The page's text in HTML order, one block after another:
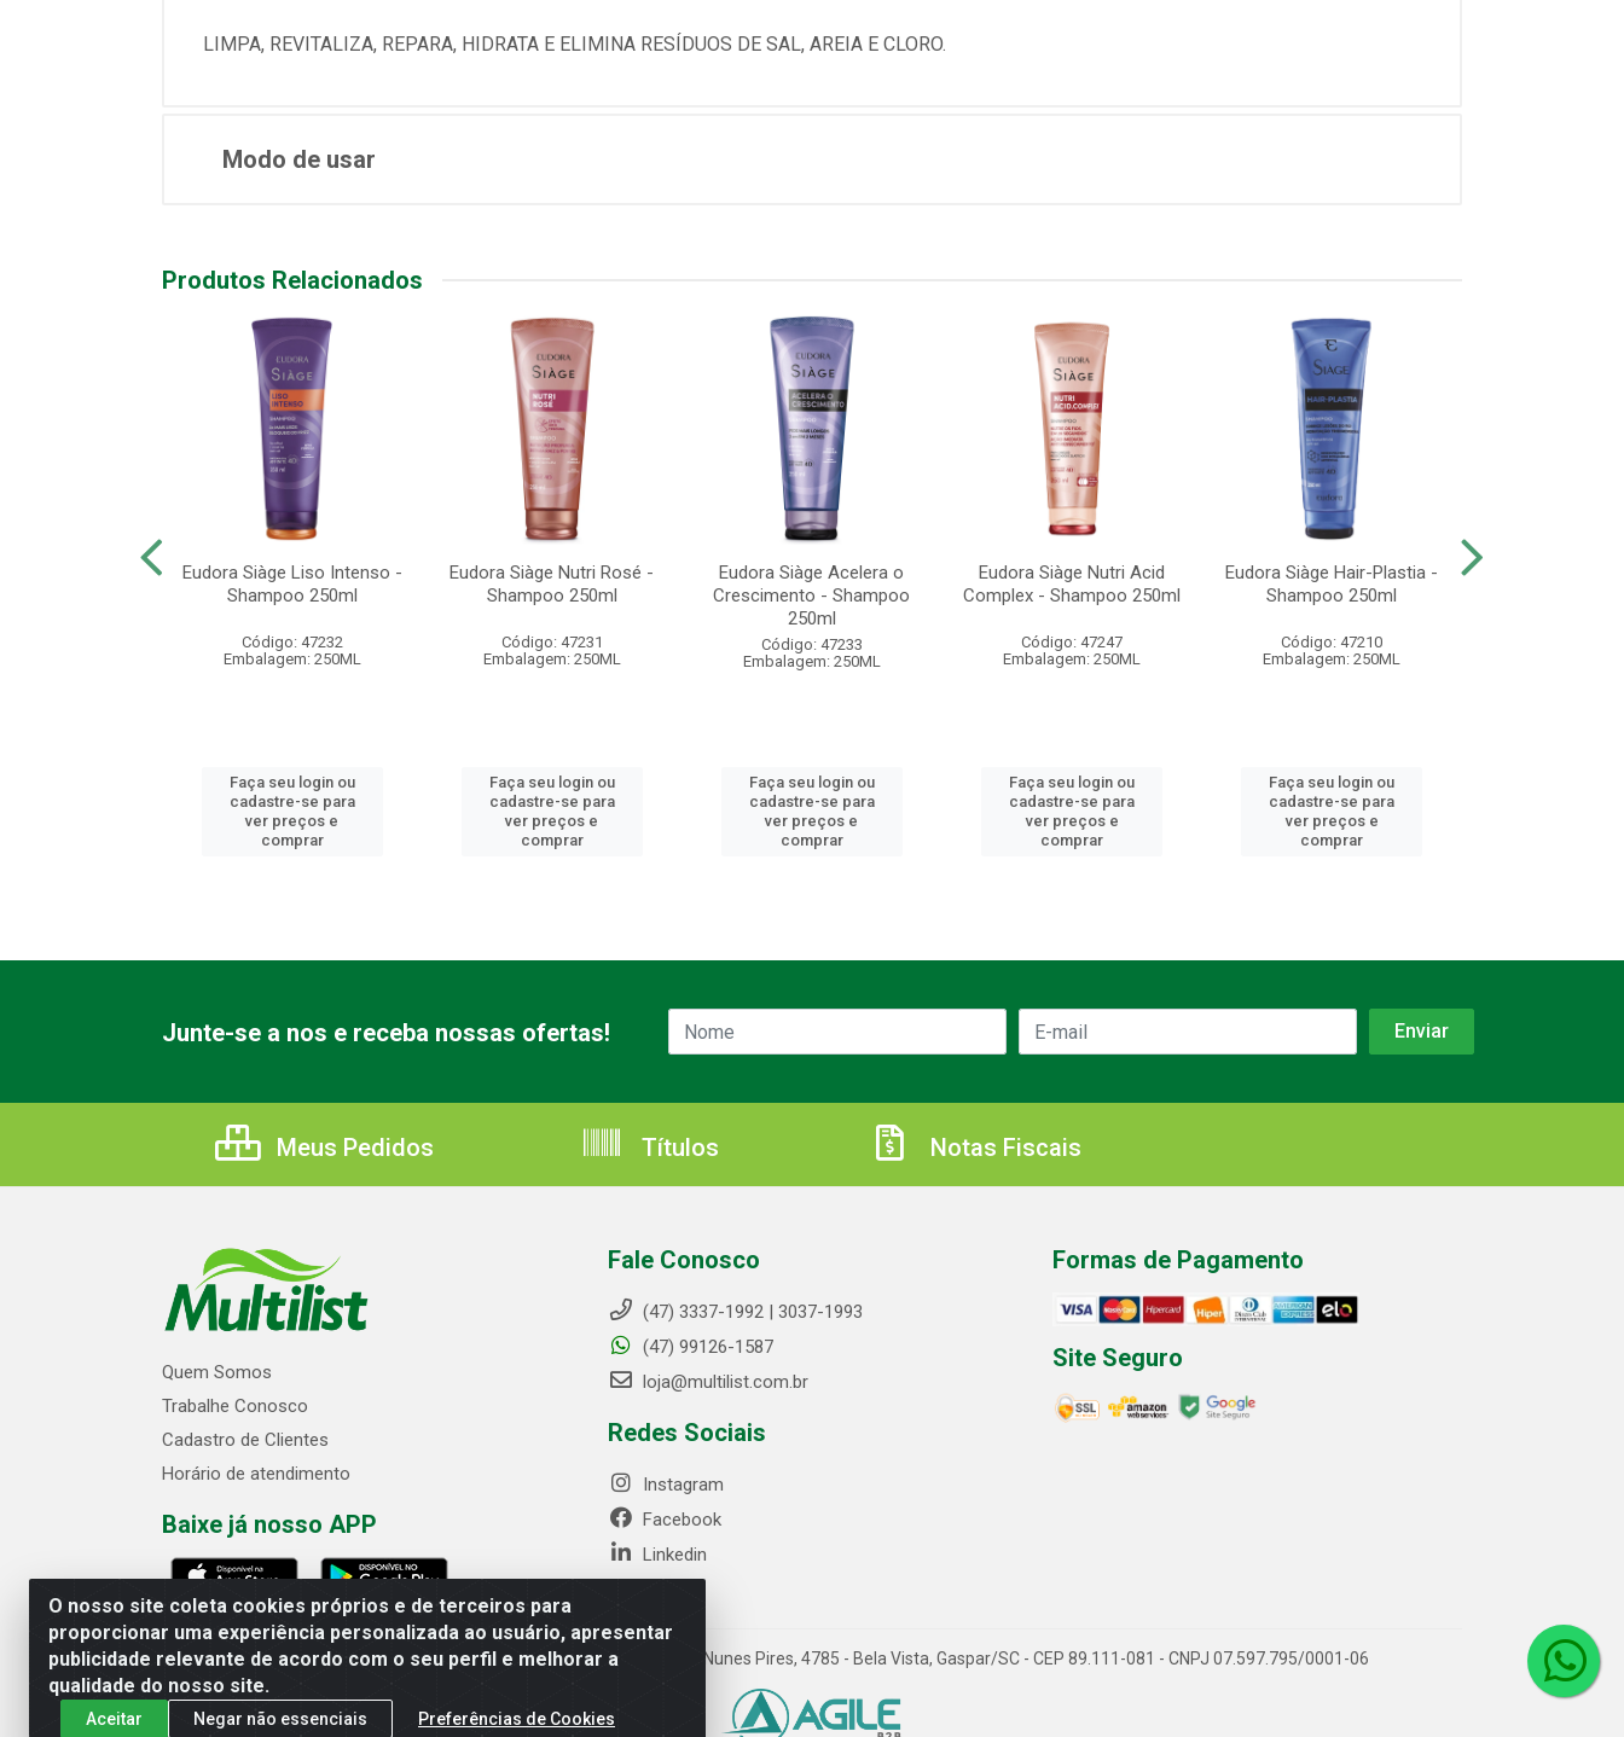
LIMPA, REVITALIZA, REPARA, HIDRATA E ELIMINA RESÍDUOS DE SAL, AREIA E CLORO.
Modo de usar
Produtos Relacionados
Eudora Siàge Liso Intenso -
Shampoo 250ml
Código: 47232
Embalagem: 250ML
Faça seu login ou
cadastre-se para
ver preços e
comprar
Eudora Siàge Nutri Rosé -
Shampoo 250ml
Código: 47231
Embalagem: 250ML
Faça seu login ou
cadastre-se para
ver preços e
comprar
Eudora Siàge Acelera o
Crescimento - Shampoo
250ml
Código: 47233
Embalagem: 250ML
Faça seu login ou
cadastre-se para
ver preços e
comprar
Eudora Siàge Nutri Acid
Complex - Shampoo 250ml
Código: 47247
Embalagem: 250ML
Faça seu login ou
cadastre-se para
ver preços e
comprar
Eudora Siàge Hair-Plastia -
Shampoo 250ml
Código: 47210
Embalagem: 250ML
Faça seu login ou
cadastre-se para
ver preços e
comprar
O nosso site coleta cookies próprios e de terceiros para
proporcionar uma experiência personalizada ao usuário, apresentar
publicidade relevante de acordo com o seu perfil e melhorar a
qualidade do nosso site.
Aceitar Negar não essenciais Preferências de Cookies
Junte-se a nos e receba nossas ofertas!
Meus Pedidos Títulos Notas Fiscais
Quem Somos
Trabalhe Conosco
Cadastro de Clientes
Horário de atendimento
Baixe já nosso APP
Fale Conosco
(47) 3337-1992 | 3037-1993
(47) 99126-1587
loja@multilist.com.br
Redes Sociais
Instagram
Facebook
Linkedin
Formas de Pagamento
Site Seguro
Multilist Distribuidora de Cosméticos LTDA - Rua Anfilóquio Nunes Pires, 4785 - Bela Vista, Gaspar/SC - CEP 89.111-081 - CNPJ 07.597.795/0001-06